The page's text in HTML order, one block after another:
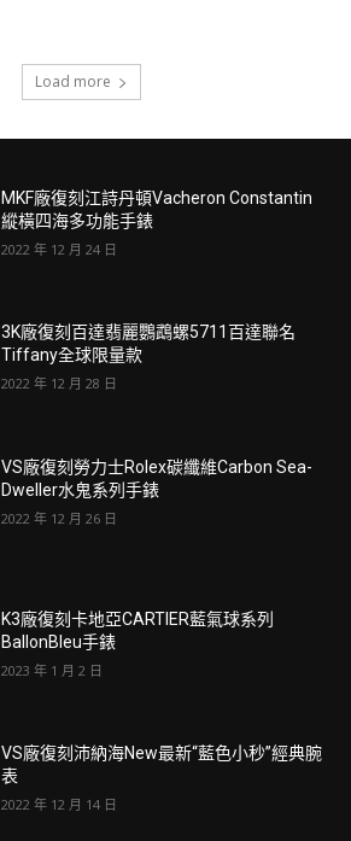
Load more
MKF廠復刻江詩丹頓Vacheron Constantin
縱橫四海多功能手錶
2022 年 12 月 24 日
3K廠復刻百達翡麗鸚鵡螺5711百達聯名
Tiffany全球限量款
2022 年 12 月 28 日
VS廠復刻勞力士Rolex碳纖維Carbon Sea-
Dweller水鬼系列手錶
2022 年 12 月 26 日
K3廠復刻卡地亞CARTIER藍氣球系列
BallonBleu手錶
2023 年 1 月 2 日
VS廠復刻沛納海New最新“藍色小秒”經典腕
表
2022 年 12 月 14 日